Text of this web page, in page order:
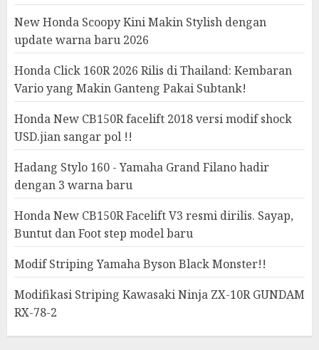
New Honda Scoopy Kini Makin Stylish dengan
update warna baru 2026
Honda Click 160R 2026 Rilis di Thailand: Kembaran
Vario yang Makin Ganteng Pakai Subtank!
Honda New CB150R facelift 2018 versi modif shock
USD.jian sangar pol !!
Hadang Stylo 160 - Yamaha Grand Filano hadir
dengan 3 warna baru
Honda New CB150R Facelift V3 resmi dirilis. Sayap,
Buntut dan Foot step model baru
Modif Striping Yamaha Byson Black Monster!!
Modifikasi Striping Kawasaki Ninja ZX-10R GUNDAM
RX-78-2